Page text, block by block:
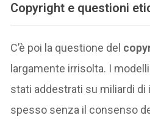
Copyright e questioni
C’è poi la questione del
largamente irrisolta. I
stati addestrati su miliardi di
spesso senza il consenso